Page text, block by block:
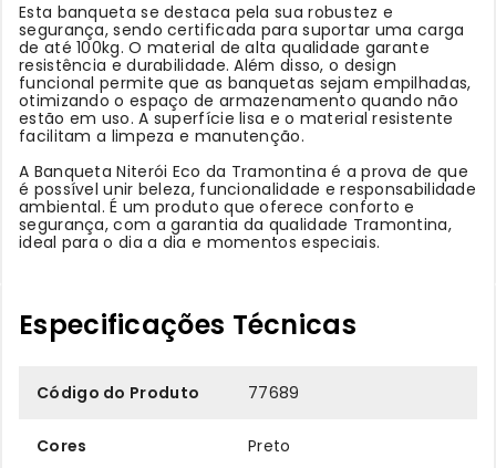
Esta banqueta se destaca pela sua robustez e
segurança, sendo certificada para suportar uma carga
de até 100kg. O material de alta qualidade garante
resistência e durabilidade. Além disso, o design
funcional permite que as banquetas sejam empilhadas,
otimizando o espaço de armazenamento quando não
estão em uso. A superfície lisa e o material resistente
facilitam a limpeza e manutenção.
A Banqueta Niterói Eco da Tramontina é a prova de que
é possível unir beleza, funcionalidade e responsabilidade
ambiental. É um produto que oferece conforto e
segurança, com a garantia da qualidade Tramontina,
ideal para o dia a dia e momentos especiais.
Especificações Técnicas
Código do Produto 77689
Cores Preto